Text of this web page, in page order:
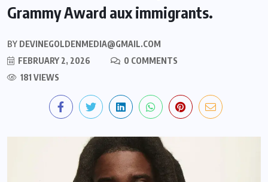
Grammy Award aux immigrants.
BY DEVINEGOLDENMEDIA@GMAIL.COM
FEBRUARY 2, 2026
0 COMMENTS
181 VIEWS